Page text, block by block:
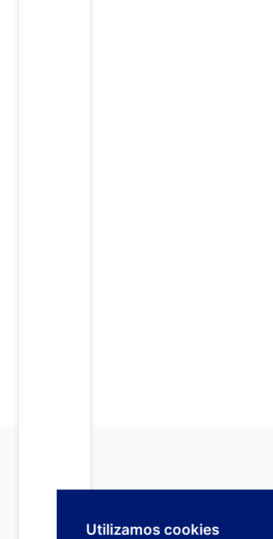
Utilizamos cookies